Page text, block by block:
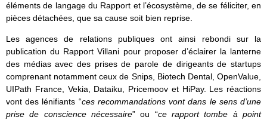
éléments de langage du Rapport et l’écosystème, de se féliciter, en
pièces détachées, que sa cause soit bien reprise.
Les agences de relations publiques ont ainsi rebondi sur la
publication du Rapport Villani pour proposer d’éclairer la lanterne
des médias avec des prises de parole de dirigeants de startups
comprenant notamment ceux de Snips, Biotech Dental, OpenValue,
UIPath France, Vekia, Dataiku, Pricemoov et HiPay. Les réactions
vont des lénifiants “ces recommandations vont dans le sens d’une
prise de conscience nécessaire” ou “ce rapport tombe à point